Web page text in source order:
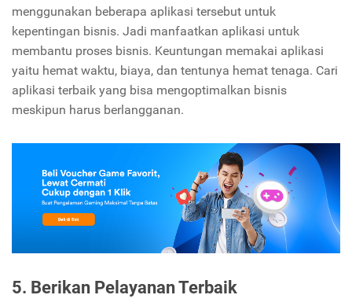
menggunakan beberapa aplikasi tersebut untuk
kepentingan bisnis. Jadi manfaatkan aplikasi untuk
membantu proses bisnis. Keuntungan memakai aplikasi
yaitu hemat waktu, biaya, dan tentunya hemat tenaga. Cari
aplikasi terbaik yang bisa mengoptimalkan bisnis
meskipun harus berlangganan.
5. Berikan Pelayanan Terbaik